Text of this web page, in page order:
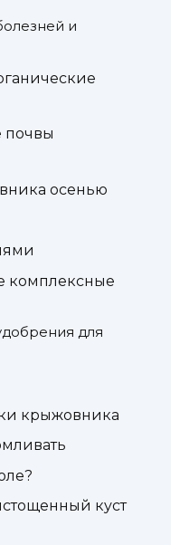
и
почвы
осенью
комплексные
для
крыжовника
куст